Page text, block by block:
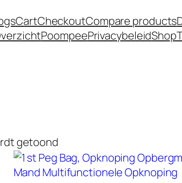
CartCheckoutCompare products
PoompeePrivacybeleidShop
getoond